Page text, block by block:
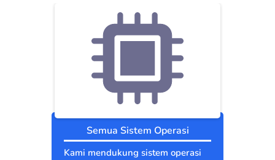
Semua Sistem Operasi
Kami mendukung sistem operasi